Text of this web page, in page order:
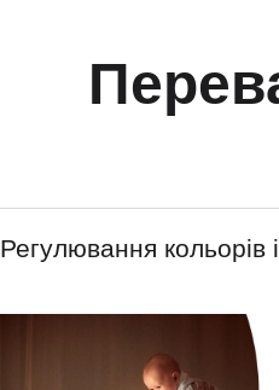
Регулювання кольорів